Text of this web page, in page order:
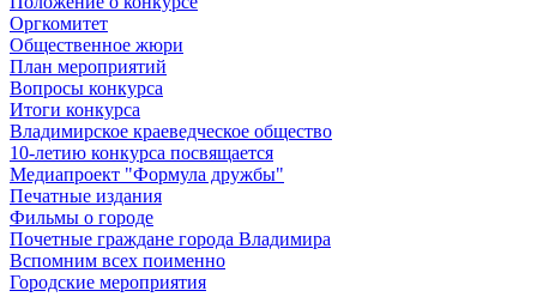
Оргкомитет
Общественное жюри
План мероприятий
Вопросы конкурса
Итоги конкурса
Владимирское краеведческое общество
10-летию конкурса посвящается
Медиапроект "Формула дружбы"
Печатные издания
Фильмы о городе
Почетные граждане города Владимира
Вспомним всех поименно
Городские мероприятия